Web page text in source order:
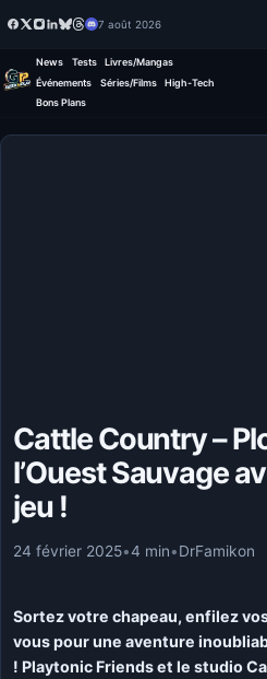
7 août 2026
News Tests
Livres/Mangas
Événements
Séries/Films
High-Tech
Bons Plans
Cattle Country –
l’Ouest Sauvage
jeu !
24 février 2025•4 min•DrFamikon
Sortez votre chapeau, enfilez
vous pour une aventure
! Playtonic Friends et le studio